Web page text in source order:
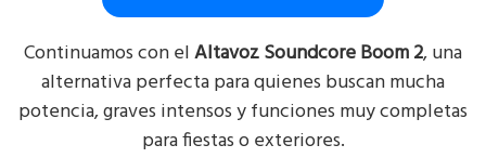
Continuamos con elAltavoz Soundcore Boom 2, una
alternativa perfecta para quienes buscan mucha
potencia, graves intensos y funciones muy completas
para fiestas o exteriores.